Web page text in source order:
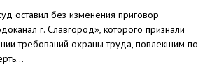
оставил без изменения приговор
г. Славгород», которого признали
требований охраны труда, повлекшим по